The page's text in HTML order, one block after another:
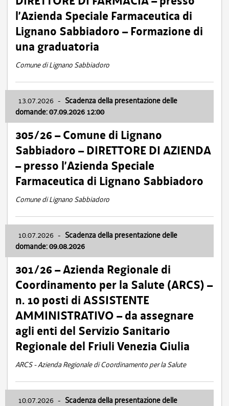
l’Azienda Speciale Farmaceutica di
Lignano Sabbiadoro – Formazione di
una graduatoria
Comune di Lignano Sabbiadoro
13.07.2026 - Scadenza della presentazione delle
domande: 07.09.2026 12:00
305/26 – Comune di Lignano
Sabbiadoro – DIRETTORE DI AZIENDA
– presso l’Azienda Speciale
Farmaceutica di Lignano Sabbiadoro
Comune di Lignano Sabbiadoro
10.07.2026 - Scadenza della presentazione delle
domande: 09.08.2026
301/26 – Azienda Regionale di
Coordinamento per la Salute (ARCS) –
n. 10 posti di ASSISTENTE
AMMINISTRATIVO – da assegnare
agli enti del Servizio Sanitario
Regionale del Friuli Venezia Giulia
ARCS - Azienda Regionale di Coordinamento per la Salute
10.07.2026 - Scadenza della presentazione delle